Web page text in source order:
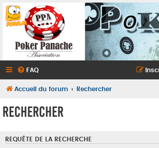
FAQ
Accueil du forum Rechercher
Rechercher
REQUÊTE DE LA RECHERCHE